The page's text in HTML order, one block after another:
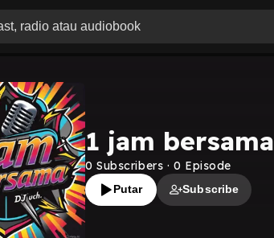
1 jam bersama
0 Subscribers · 0 Episode
Putar Subscribe